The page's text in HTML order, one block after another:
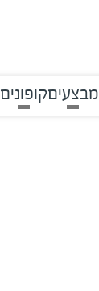
מבצעיםקופונים